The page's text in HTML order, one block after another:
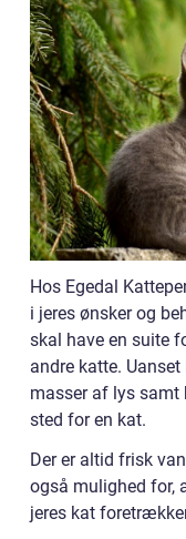
Hos Egedal
i jeres ønsker og
skal have en suite
andre katte.
masser af lys samt
sted for en kat.
Der er altid frisk
også mulighed for,
jeres kat